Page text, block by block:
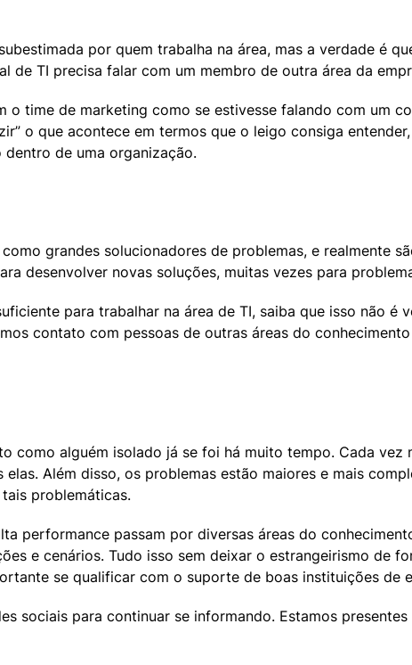
por quem trabalha na área, mas a verdade é
de TI precisa falar com um membro de outra área da
o time de marketing como se estivesse falando com um
o que acontece em termos que o leigo consiga
de uma organização.
grandes solucionadores de problemas, e realmente
desenvolver novas soluções, muitas vezes para
para trabalhar na área de TI, saiba que isso não é
contato com pessoas de outras áreas do
como alguém isolado já se foi há muito tempo. Cada vez
Além disso, os problemas estão maiores e mais
problemáticas.
performance passam por diversas áreas do
e cenários. Tudo isso sem deixar o estrangeirismo de
se qualificar com o suporte de boas instituições de
sociais para continuar se informando. Estamos presentes